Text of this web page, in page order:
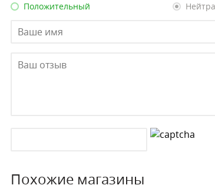
Положительный
Похожие магазины